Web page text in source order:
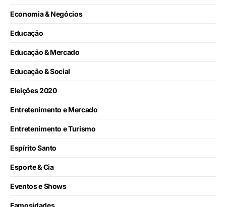
Economia & Negócios
Educação
Educação & Mercado
Educação & Social
Eleições 2020
Entretenimento e Mercado
Entretenimento e Turismo
Espírito Santo
Esporte & Cia
Eventos e Shows